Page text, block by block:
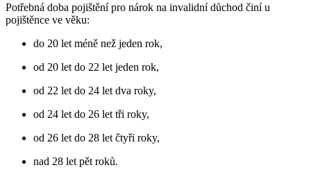
Potřebná doba pojištění pro nárok na invalidní důchod činí u
pojištěnce ve věku:
do 20 let méně než jeden rok,
od 20 let do 22 let jeden rok,
od 22 let do 24 let dva roky,
od 24 let do 26 let tři roky,
od 26 let do 28 let čtyři roky,
nad 28 let pět roků.